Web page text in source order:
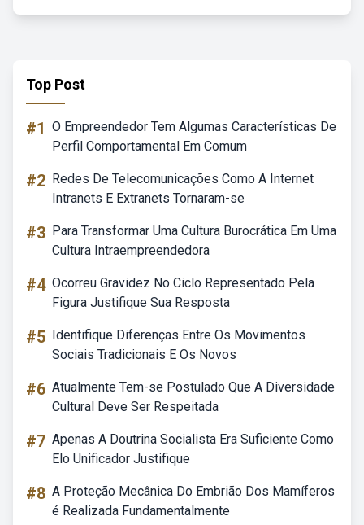
Top Post
#1 O Empreendedor Tem Algumas Características De
Perfil Comportamental Em Comum
#2 Redes De Telecomunicações Como A Internet
Intranets E Extranets Tornaram-se
#3 Para Transformar Uma Cultura Burocrática Em Uma
Cultura Intraempreendedora
#4 Ocorreu Gravidez No Ciclo Representado Pela
Figura Justifique Sua Resposta
#5 Identifique Diferenças Entre Os Movimentos
Sociais Tradicionais E Os Novos
#6 Atualmente Tem-se Postulado Que A Diversidade
Cultural Deve Ser Respeitada
#7 Apenas A Doutrina Socialista Era Suficiente Como
Elo Unificador Justifique
#8 A Proteção Mecânica Do Embrião Dos Mamíferos
é Realizada Fundamentalmente